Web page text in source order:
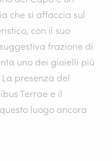
che si affaccia sul
con il suo
frazione di
uno dei gioielli più
presenza del
Terrae e il
luogo ancora